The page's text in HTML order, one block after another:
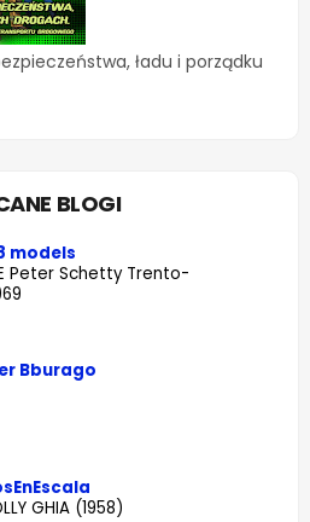
ładu i porządku
BLOGI
models
Peter Schetty Trento-
Bburago
GHIA (1958)